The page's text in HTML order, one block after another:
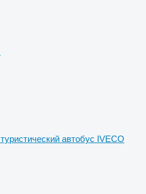
туристический автобус IVECO